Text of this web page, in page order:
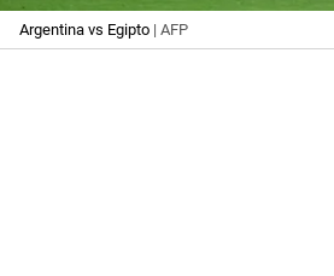
Argentina vs Egipto | AFP